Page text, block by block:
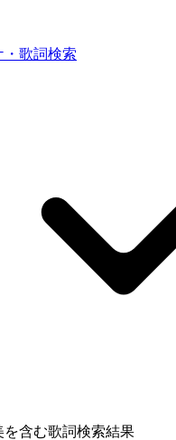
・歌詞検索
を含む歌詞検索結果